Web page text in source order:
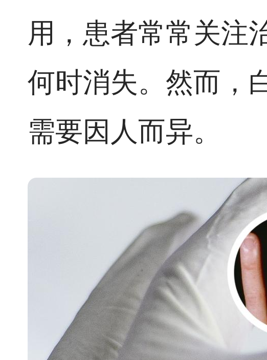
用，患者常常关注
何时消失。然而，
需要因人而异。